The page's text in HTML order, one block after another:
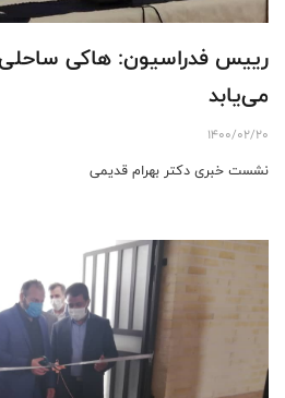
رییس فدراسیون: هاکی
می‌یابد
1400/02/20
نشست خبری دکتر بهرام قدیمی